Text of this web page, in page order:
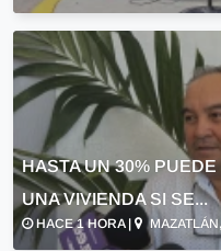
HASTA UN 30%
UNA VIVIENDA SI SE...
HACE 1 HORA |